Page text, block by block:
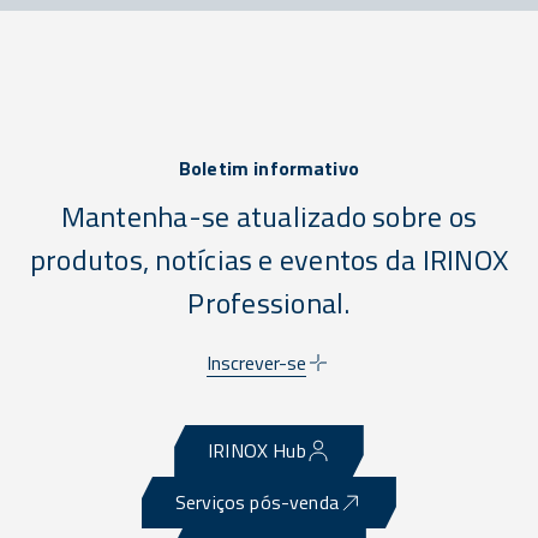
Boletim informativo
Mantenha-se atualizado sobre os
produtos, notícias e eventos da IRINOX
Professional.
Inscrever-se
IRINOX Hub
Serviços pós-venda